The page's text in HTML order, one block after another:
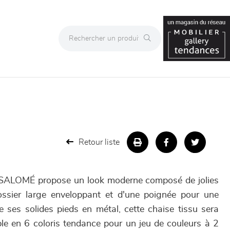
Retour liste
propose un look moderne composé de jolies
large enveloppant et d'une poignée pour une
ses solides pieds en métal, cette chaise tissu sera
en 6 coloris tendance pour un jeu de couleurs à 2